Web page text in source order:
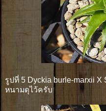
รูปที่ 5 Dyckia burle-marxii X
หนามดุไว้ครับ